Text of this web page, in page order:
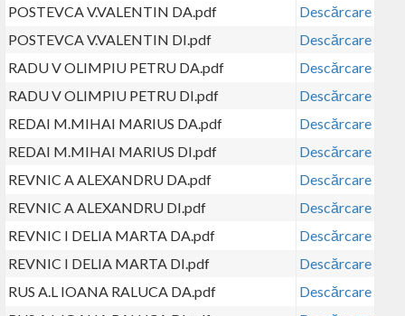
POSTEVCA V.VALENTIN DA.pdf
Descărcare
POSTEVCA V.VALENTIN DI.pdf
Descărcare
RADU V OLIMPIU PETRU DA.pdf
Descărcare
RADU V OLIMPIU PETRU DI.pdf
Descărcare
REDAI M.MIHAI MARIUS DA.pdf
Descărcare
REDAI M.MIHAI MARIUS DI.pdf
Descărcare
REVNIC A ALEXANDRU DA.pdf
Descărcare
REVNIC A ALEXANDRU DI.pdf
Descărcare
REVNIC I DELIA MARTA DA.pdf
Descărcare
REVNIC I DELIA MARTA DI.pdf
Descărcare
RUS A.L IOANA RALUCA DA.pdf
Descărcare